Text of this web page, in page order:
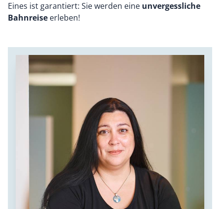
Eines ist garantiert: Sie werden eine unvergessliche
Bahnreise erleben!